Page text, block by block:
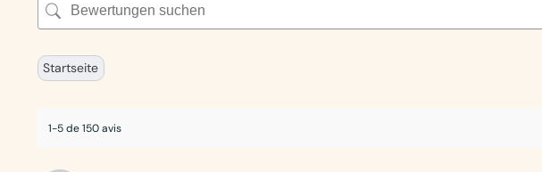
Startseite
1-5 de 150 avis